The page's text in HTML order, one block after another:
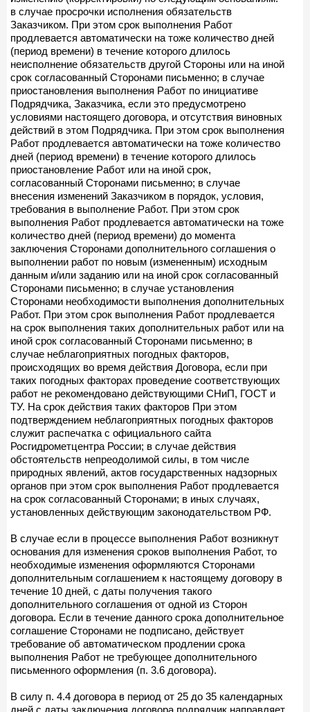
в случае просрочки исполнения обязательств
Заказчиком. При этом срок выполнения Работ
продлевается автоматически на тоже количество дней
(период времени) в течение которого длилось
неисполнение обязательств другой Стороны или на иной
срок согласованный Сторонами письменно; в случае
приостановления выполнения Работ по инициативе
Подрядчика, Заказчика, если это предусмотрено
условиями настоящего договора, и отсутствия виновных
действий в этом Подрядчика. При этом срок выполнения
Работ продлевается автоматически на тоже количество
дней (период времени) в течение которого длилось
приостановление Работ или на иной срок,
согласованный Сторонами письменно; в случае
внесения изменений Заказчиком в порядок, условия,
требования в выполнение Работ. При этом срок
выполнения Работ продлевается автоматически на тоже
количество дней (период времени) до момента
заключения Сторонами дополнительного соглашения о
выполнении работ по новым (измененным) исходным
данным и/или заданию или на иной срок согласованный
Сторонами письменно; в случае установления
Сторонами необходимости выполнения дополнительных
Работ. При этом срок выполнения Работ продлевается
на срок выполнения таких дополнительных работ или на
иной срок согласованный Сторонами письменно; в
случае неблагоприятных погодных факторов,
происходящих во время действия Договора, если при
таких погодных факторах проведение соответствующих
работ не рекомендовано действующими СНиП, ГОСТ и
ТУ. На срок действия таких факторов При этом
подтверждением неблагоприятных погодных факторов
служит распечатка с официального сайта
Росгидрометцентра России; в случае действия
обстоятельств непреодолимой силы, в том числе
природных явлений, актов государственных надзорных
органов при этом срок выполнения Работ продлевается
на срок согласованный Сторонами; в иных случаях,
установленных действующим законодательством РФ.
В случае если в процессе выполнения Работ возникнут
основания для изменения сроков выполнения Работ, то
необходимые изменения оформляются Сторонами
дополнительным соглашением к настоящему договору в
течение 10 дней, с даты получения такого
дополнительного соглашения от одной из Сторон
договора. Если в течение данного срока дополнительное
соглашение Сторонами не подписано, действует
требование об автоматическом продлении срока
выполнения Работ не требующее дополнительного
письменного оформления (п. 3.6 договора).
В силу п. 4.4 договора в период от 25 до 35 календарных
дней с даты заключения договора подрядчик направляет